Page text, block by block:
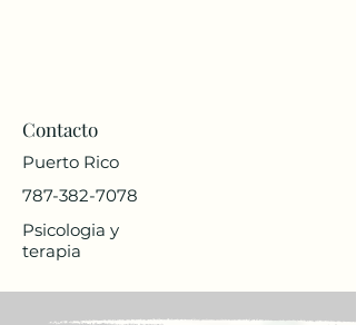
Contacto
Puerto Rico
787-382-7078
Psicologia y
terapia